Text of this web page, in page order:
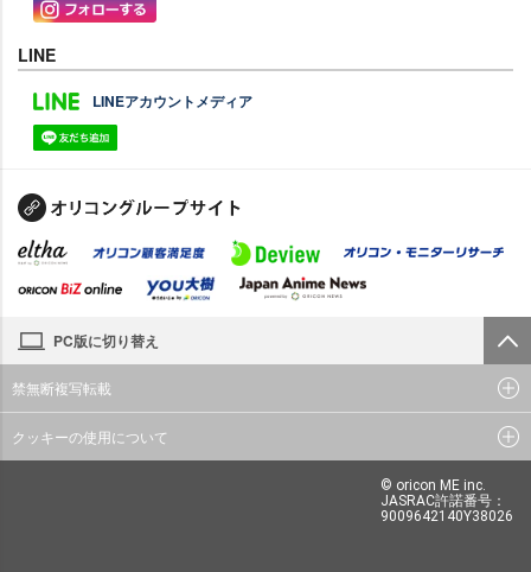
LINE
LINEアカウントメディア
PC版に切り替え
禁無断複写転載
クッキーの使用について
© oricon ME inc.
JASRAC許諾番号：
9009642140Y38026